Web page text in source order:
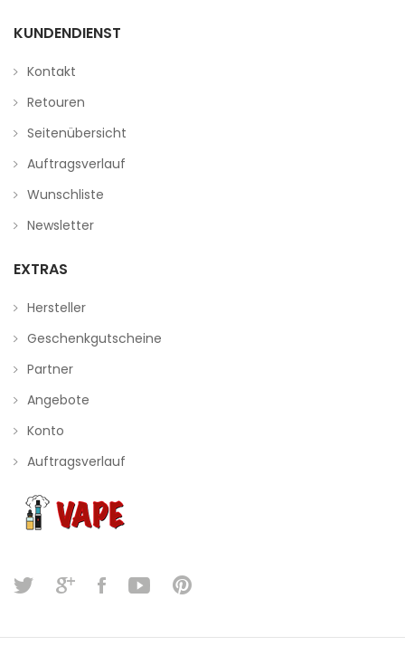
KUNDENDIENST
Kontakt
Retouren
Seitenübersicht
Auftragsverlauf
Wunschliste
Newsletter
EXTRAS
Hersteller
Geschenkgutscheine
Partner
Angebote
Konto
Auftragsverlauf